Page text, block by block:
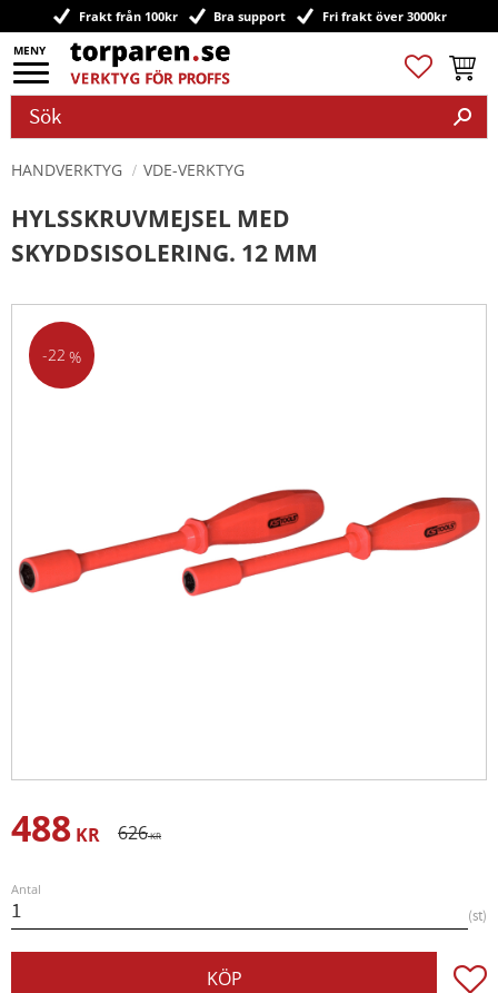
Meny
Frakt från 100kr Bra support Fri frakt över 3000kr
Favoriter
HANDVERKTYG VDE-VERKTYG
HYLSSKRUVMEJSEL MED
SKYDDSISOLERING. 12 MM
22 %
Nedsatt pris:
488 KR Ordinarie pris:
626KR
Antal
st
KÖP